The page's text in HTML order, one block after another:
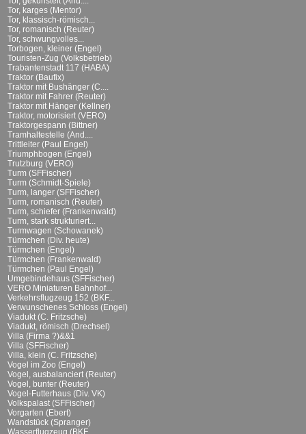
Tor, karges (Mentor)
Tor, klassisch-römisch...
Tor, romanisch (Reuter)
Tor, schwungvolles...
Torbogen, kleiner (Engel)
Touristen-Zug (Volksbetrieb)
Trabantenstadt 117 (HABA)
Traktor (Baufix)
Traktor mit Bushänger (C....
Traktor mit Fahrer (Reuter)
Traktor mit Hänger (Kellner)
Traktor, motorisiert (VERO)
Traktorgespann (Bittner)
Tramhaltestelle (And....
Trittleiter (Paul Engel)
Triumphbogen (Engel)
Trutzburg (VERO)
Turm (SFFischer)
Turm (Schmidt-Spiele)
Turm, langer (SFFischer)
Turm, romanisch (Reuter)
Turm, schiefer (Frankenwald)
Turm, stark strukturiert...
Turmwagen (Schowanek)
Türmchen (Div. heute)
Türmchen (Engel)
Türmchen (Frankenwald)
Türmchen (Paul Engel)
Umgebindehaus (SFFischer)
VERO Miniaturen Bahnhof...
Verkehrsflugzeug 152 (BKF...
Verwunschenes Schloss (Engel)
Viadukt (C. Fritzsche)
Viadukt, römisch (Drechsel)
Villa (Firma ?)&&1
Villa (SFFischer)
Villa, klein (C. Fritzsche)
Vogel im Zoo (Engel)
Vogel, ausbalanciert (Reuter)
Vogel, bunter (Reuter)
Vogel-Futterhaus (Div. VK)
Volkspalast (SFFischer)
Vorgarten (Ebert)
Wandstück (Spranger)
Wasserflugzeug (BKF